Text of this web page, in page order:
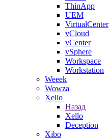
ThinApp
UEM
VirtualCenter
vCloud
vCenter
vSphere
Workspace
Workstation
Weeek
Wowza
Xello
Назад
Xello
Deception
Xibo